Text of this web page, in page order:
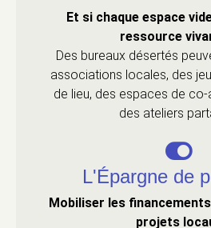
Et si chaque espace
ressource
Des bureaux désertés
associations locales, des
de lieu, des espaces de
des ateliers
L'Épargne de
Mobiliser les
projets